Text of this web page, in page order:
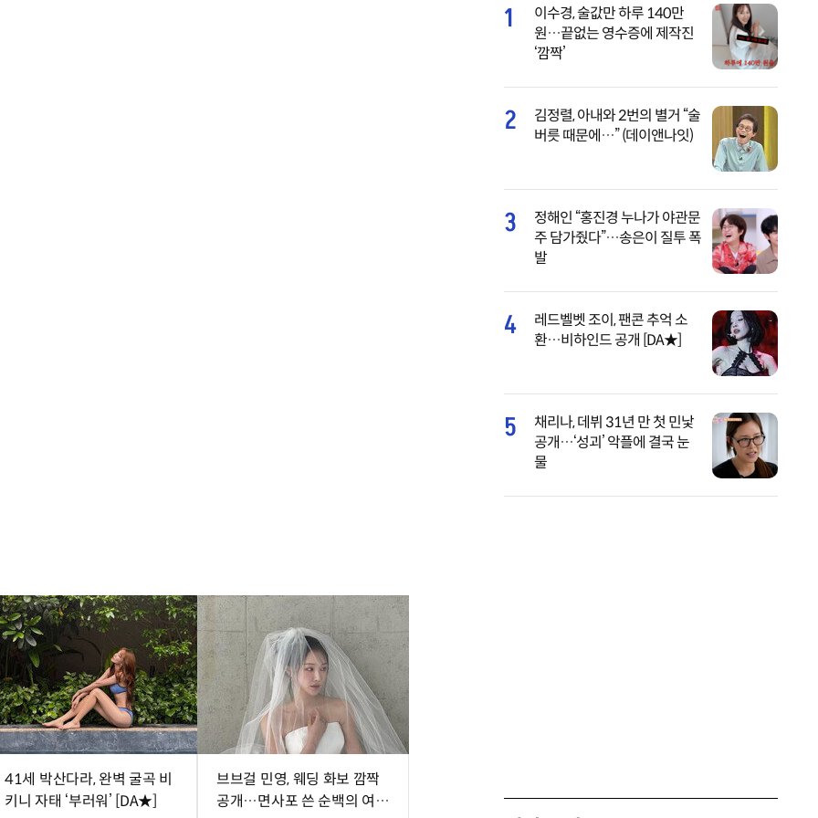
41세 박산다라, 완벽 굴곡 비
키니 자태 ‘부러워’ [DA★]
브브걸 민영, 웨딩 화보 깜짝
공개…면사포 쓴 순백의 여신
1
이수경, 술값만 하루 140만
원…끝없는 영수증에 제작진
‘깜짝’
2
김정렬, 아내와 2번의 별거 “술
버릇 때문에…” (데이앤나잇)
3
정해인 “홍진경 누나가 야관문
주 담가줬다”…송은이 질투 폭
발
4
레드벨벳 조이, 팬콘 추억 소
환…비하인드 공개 [DA★]
5
채리나, 데뷔 31년 만 첫 민낯
공개…‘성괴’ 악플에 결국 눈
물